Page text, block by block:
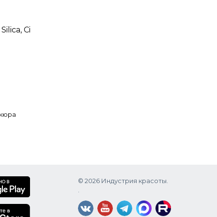
Ci
© 2026 Индустрия красоты.